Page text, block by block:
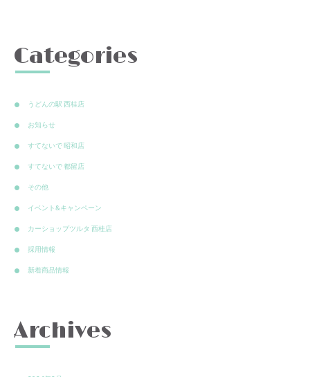
Categories
うどんの駅 西桂店
お知らせ
すてないで 昭和店
すてないで 都留店
その他
イベント&キャンペーン
カーショップツルタ 西桂店
採用情報
新着商品情報
Archives